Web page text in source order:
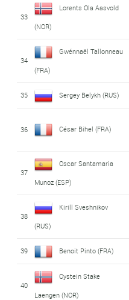
33
Lorents Ola Aasvold
(NOR)
34
Gwénnaël Tallonneau
(FRA)
35 Sergey Belykh (RUS)
36 César Bihel (FRA)
37
Oscar Santamaria
Munoz (ESP)
38
Kirill Sveshnikov
(RUS)
39 Benoit Pinto (FRA)
40
Oystein Stake
Laengen (NOR)